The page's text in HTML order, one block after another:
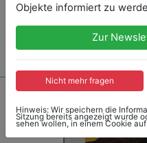
Objekte informiert zu
Zur
Nicht mehr fragen
Hinweis: Wir speichern die
Sitzung bereits angezeigt wurde
sehen wollen, in einem Cookie